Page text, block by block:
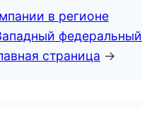
в регионе
федеральный
страница →